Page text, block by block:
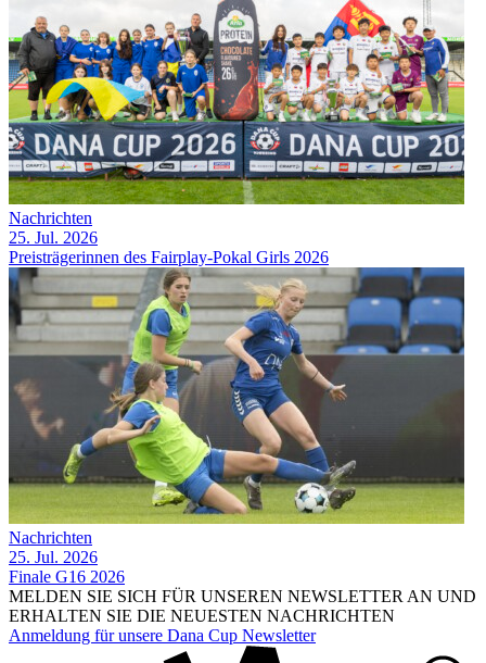
Nachrichten
25. Jul. 2026
Preisträgerinnen des Fairplay-Pokal Girls 2026
Nachrichten
25. Jul. 2026
Finale G16 2026
MELDEN SIE SICH FÜR UNSEREN NEWSLETTER AN UND
ERHALTEN SIE DIE NEUESTEN NACHRICHTEN
Anmeldung für unsere Dana Cup Newsletter